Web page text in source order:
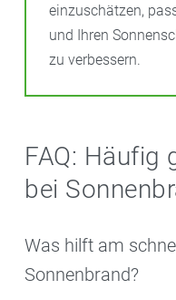
einzuschätzen,
und Ihren
zu verbessern.
FAQ: Häufig
bei
Was hilft am
Sonnenbrand?